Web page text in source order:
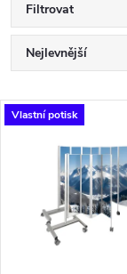
Filtrovat
Ř
a
Nejlevnější
Nejprodávanější
Abecedně
V
Vlastní potisk